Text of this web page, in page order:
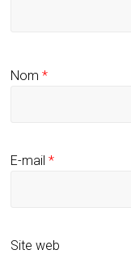
Nom*
E-mail*
Site web